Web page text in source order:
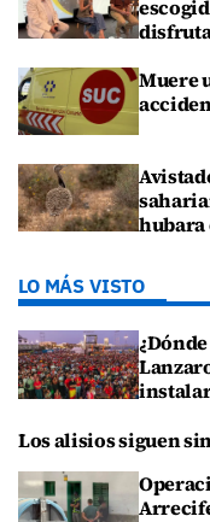
Muere
hubara
LO MÁS VISTO
Los alisios siguen